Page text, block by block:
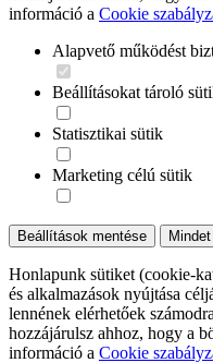
információ a Cookie
Alapvető működést
Beállításokat tároló
Statisztikai sütik
Marketing célú sütik
Beállítások mentése
Honlapunk sütiket (cookie-
és alkalmazások nyújtása
lennének elérhetőek
hozzájárulsz ahhoz, hogy a
információ a Cookie